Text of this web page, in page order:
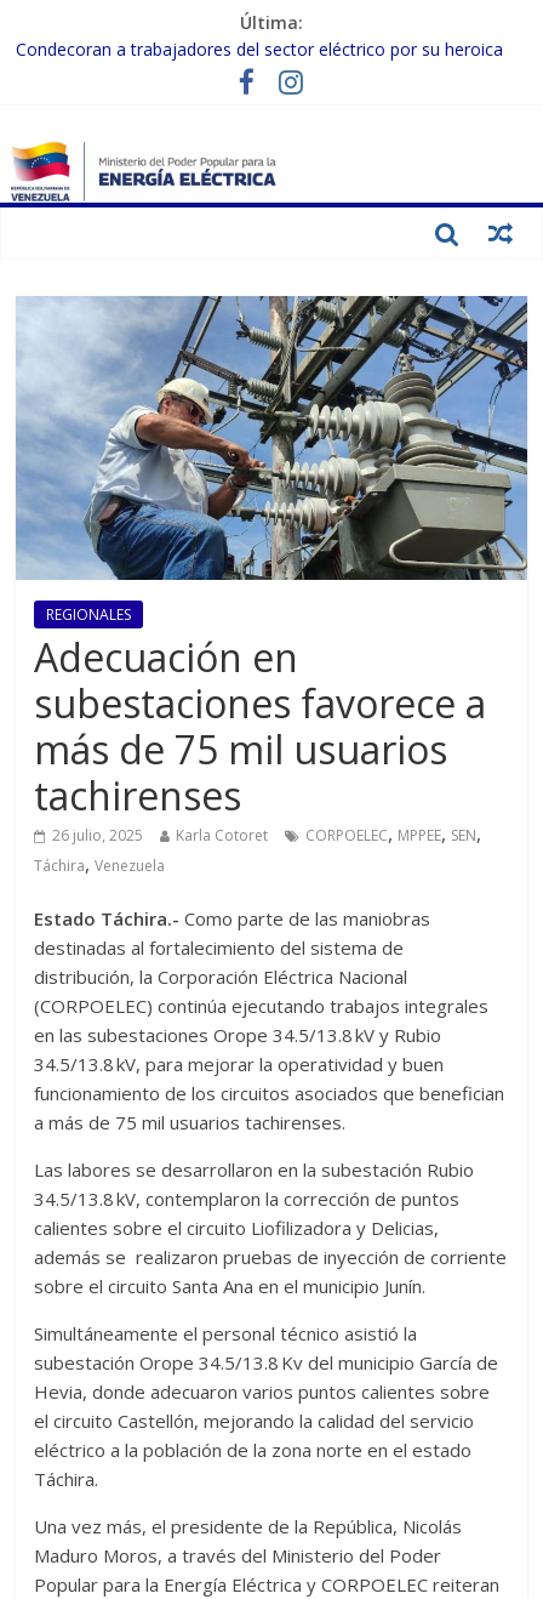
Última:
Condecoran a trabajadores del sector eléctrico por su heroica
labor tras el doble sismo del 24-J
Gobierno Nacional coordina acciones con el sector privado para
Inspeccionan trabajos de rehabilitación en instalaciones del SEN
en Carabobo
Gobierno Nacional activa plan preventivo para fortalecer el SEN
REGIONALES
Adecuación en
subestaciones favorece a
más de 75 mil usuarios
tachirenses
26 julio, 2025 Karla Cotoret CORPOELEC, MPPEE, SEN,
Táchira,Venezuela
Estado Táchira.- Como parte de las maniobras
destinadas al fortalecimiento del sistema de
distribución, la Corporación Eléctrica Nacional
(CORPOELEC) continúa ejecutando trabajos integrales
en las subestaciones Orope 34.5/13.8 kV y Rubio
34.5/13.8 kV, para mejorar la operatividad y buen
funcionamiento de los circuitos asociados que benefician
a más de 75 mil usuarios tachirenses.
Las labores se desarrollaron en la subestación Rubio
34.5/13.8 kV, contemplaron la corrección de puntos
calientes sobre el circuito Liofilizadora y Delicias,
además se realizaron pruebas de inyección de corriente
sobre el circuito Santa Ana en el municipio Junín.
Simultáneamente el personal técnico asistió la
subestación Orope 34.5/13.8 Kv del municipio García de
Hevia, donde adecuaron varios puntos calientes sobre
el circuito Castellón, mejorando la calidad del servicio
eléctrico a la población de la zona norte en el estado
Táchira.
Una vez más, el presidente de la República, Nicolás
Maduro Moros, a través del Ministerio del Poder
Popular para la Energía Eléctrica y CORPOELEC reiteran